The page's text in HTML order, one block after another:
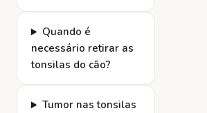
Quando é
necessário retirar as
tonsilas do cão?
Tumor nas tonsilas